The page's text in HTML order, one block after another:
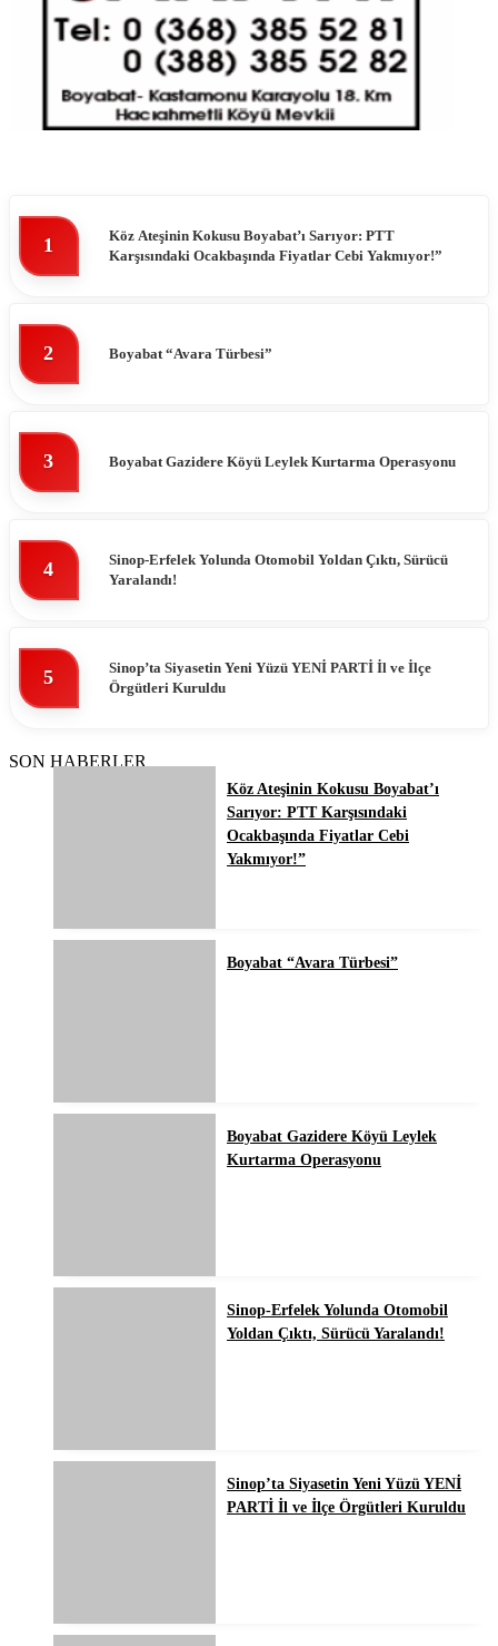
1
Köz Ateşinin Kokusu Boyabat’ı Sarıyor: PTT
Karşısındaki Ocakbaşında Fiyatlar Cebi Yakmıyor!”
2 Boyabat “Avara Türbesi”
3 Boyabat Gazidere Köyü Leylek Kurtarma Operasyonu
4
Sinop-Erfelek Yolunda Otomobil Yoldan Çıktı, Sürücü
Yaralandı!
5
Sinop’ta Siyasetin Yeni Yüzü YENİ PARTİ İl ve İlçe
Örgütleri Kuruldu
SON HABERLER
Köz Ateşinin Kokusu Boyabat’ı
Sarıyor: PTT Karşısındaki
Ocakbaşında Fiyatlar Cebi
Yakmıyor!”
Boyabat “Avara Türbesi”
Boyabat Gazidere Köyü Leylek
Kurtarma Operasyonu
Sinop-Erfelek Yolunda Otomobil
Yoldan Çıktı, Sürücü Yaralandı!
Sinop’ta Siyasetin Yeni Yüzü YENİ
PARTİ İl ve İlçe Örgütleri Kuruldu